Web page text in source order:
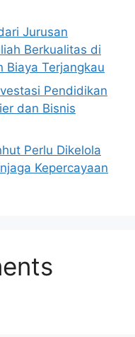
Jurusan
Berkualitas di
Biaya Terjangkau
Pendidikan
dan Bisnis
Perlu Dikelola
Kepercayaan